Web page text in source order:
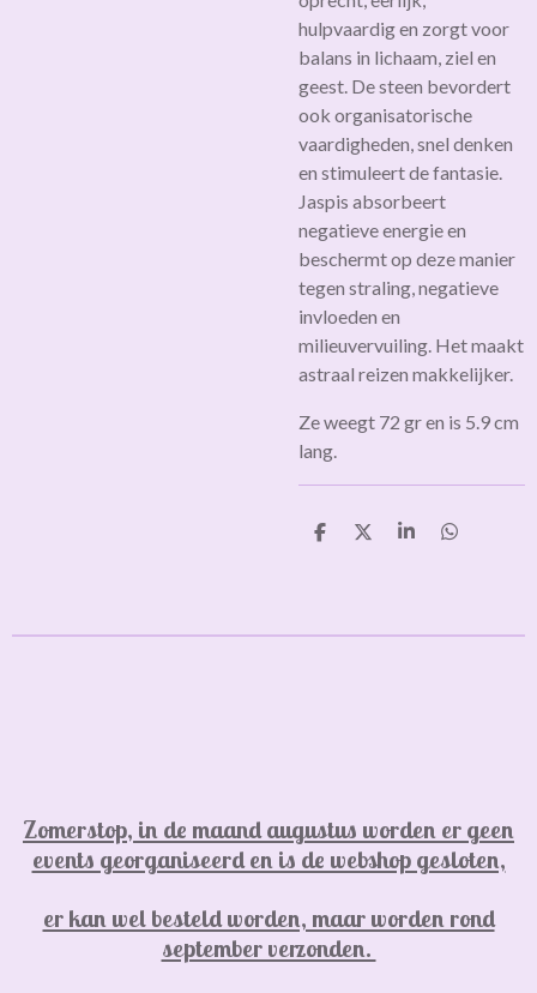
hulpvaardig en zorgt voor
balans in lichaam, ziel en
geest. De steen bevordert
ook organisatorische
vaardigheden, snel denken
en stimuleert de fantasie.
Jaspis absorbeert
negatieve energie en
beschermt op deze manier
tegen straling, negatieve
invloeden en
milieuvervuiling. Het maakt
astraal reizen makkelijker.
Ze weegt 72 gr en is 5.9 cm
lang.
D
D
S
D
Zomerstop, in de maand augustus worden er geen
events georganiseerd en is de webshop gesloten,
er kan wel besteld worden, maar worden rond
september verzonden.